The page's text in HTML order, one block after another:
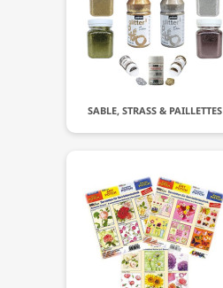
SABLE, STRASS & PAILLETTES